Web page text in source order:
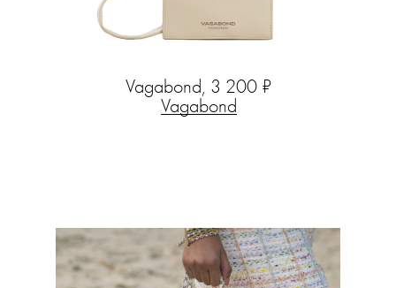
Vagabond, 3 200 ₽
Vagabond